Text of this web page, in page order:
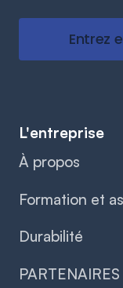
Entrez
L'entreprise
À propos
Formation et
Durabilité
PARTENAIRES